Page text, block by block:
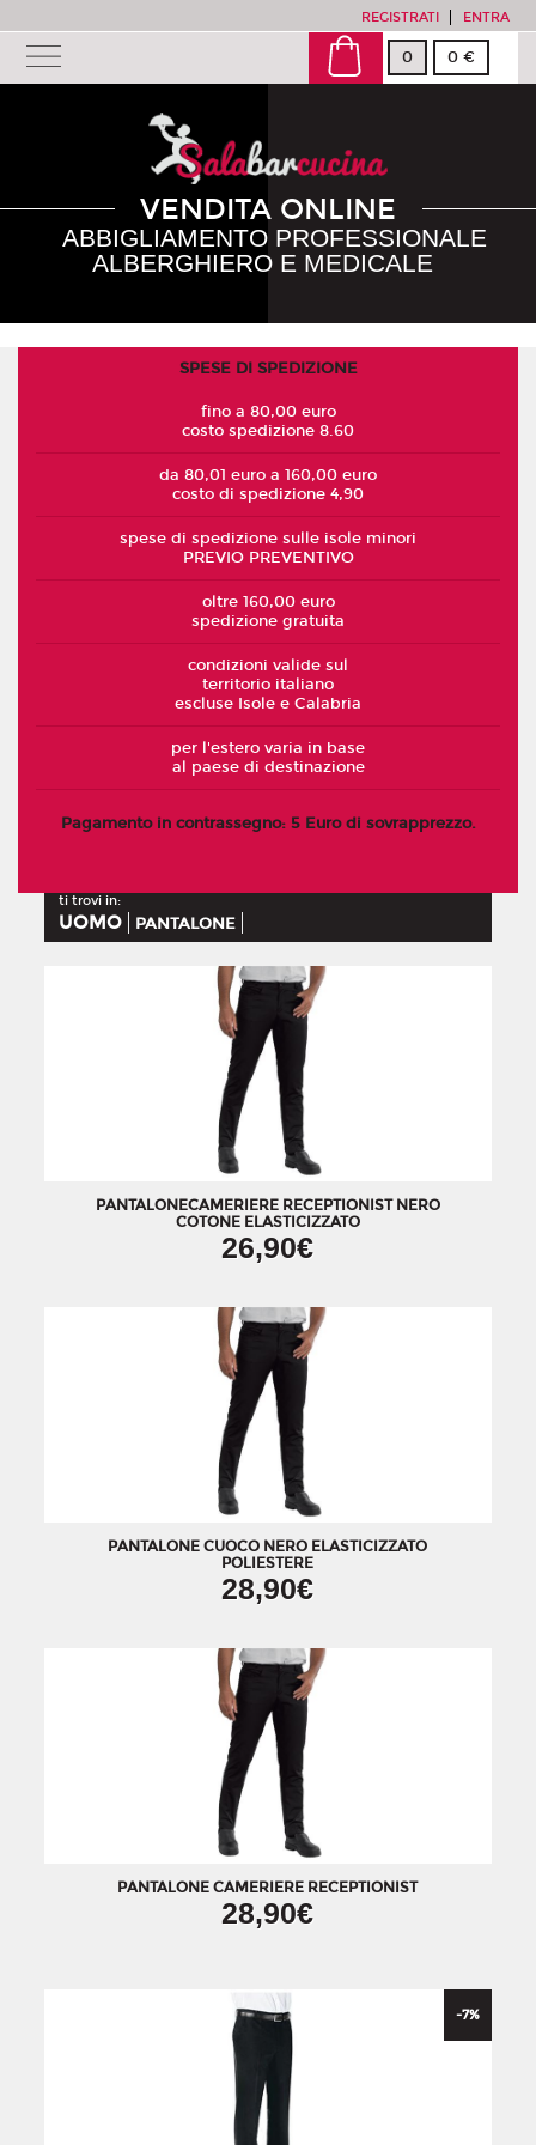
0 0 €
ENTRA
REGISTRATI
VENDITA ONLINE
ABBIGLIAMENTO PROFESSIONALE
ALBERGHIERO E MEDICALE
SPESE DI SPEDIZIONE
fino a 80,00 euro
costo spedizione 8.60
da 80,01 euro a 160,00 euro
costo di spedizione 4,90
spese di spedizione sulle isole minori
PREVIO PREVENTIVO
oltre 160,00 euro
spedizione gratuita
condizioni valide sul
territorio italiano
escluse Isole e Calabria
per l'estero varia in base
al paese di destinazione
Pagamento in contrassegno: 5 Euro di sovrapprezzo.
ti trovi in:
UOMO PANTALONE
PANTALONECAMERIERE RECEPTIONIST NERO
COTONE ELASTICIZZATO
26,90€
PANTALONE CUOCO NERO ELASTICIZZATO
POLIESTERE
28,90€
PANTALONE CAMERIERE RECEPTIONIST
28,90€
-7%